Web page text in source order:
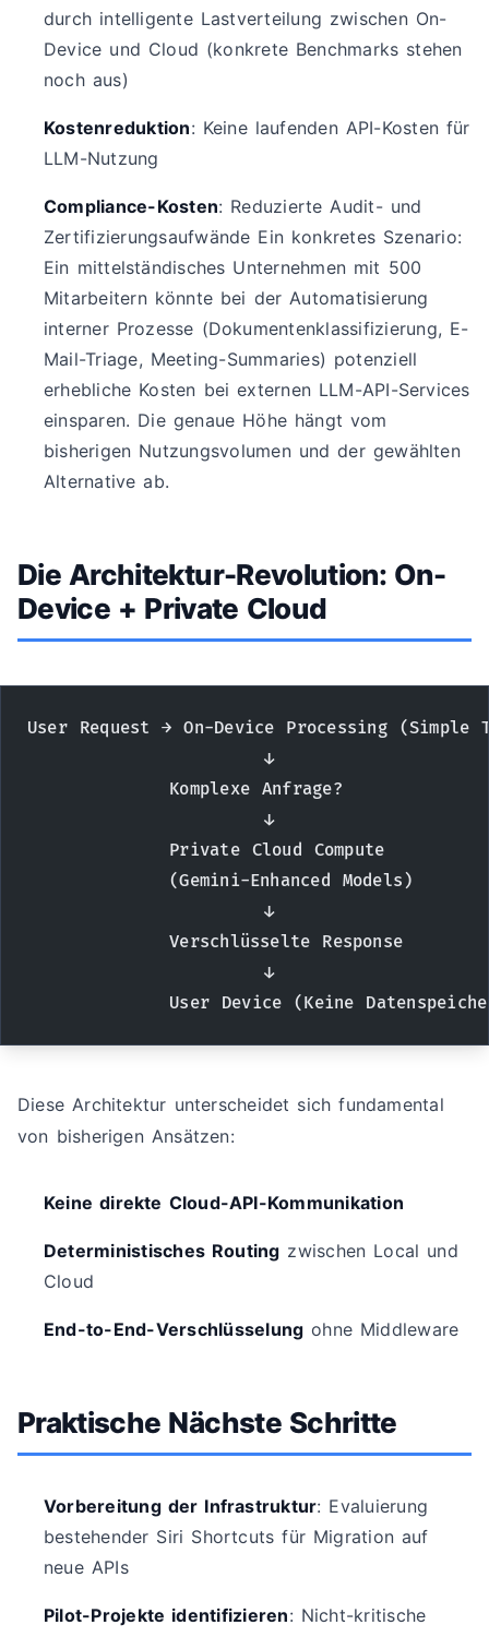
durch intelligente Lastverteilung zwischen On-
Device und Cloud (konkrete Benchmarks stehen
noch aus)
Kostenreduktion: Keine laufenden API-Kosten für
LLM-Nutzung
Compliance-Kosten: Reduzierte Audit- und
Zertifizierungsaufwände Ein konkretes Szenario:
Ein mittelständisches Unternehmen mit 500
Mitarbeitern könnte bei der Automatisierung
interner Prozesse (Dokumentenklassifizierung, E-
Mail-Triage, Meeting-Summaries) potenziell
erhebliche Kosten bei externen LLM-API-Services
einsparen. Die genaue Höhe hängt vom
bisherigen Nutzungsvolumen und der gewählten
Alternative ab.
Die Architektur-Revolution: On-
Device + Private Cloud
User Request → On-Device Processing (Simple
                    ↓
            Komplexe Anfrage?
                    ↓
            Private Cloud Compute
            (Gemini-Enhanced Models)
                    ↓
            Verschlüsselte Response
                    ↓
User Device (Keine
Diese Architektur unterscheidet sich fundamental
von bisherigen Ansätzen:
Keine direkte Cloud-API-Kommunikation
Deterministisches Routing zwischen Local und
Cloud
End-to-End-Verschlüsselung ohne Middleware
Praktische Nächste Schritte
Vorbereitung der Infrastruktur: Evaluierung
bestehender Siri Shortcuts für Migration auf
neue APIs
Pilot-Projekte identifizieren: Nicht-kritische